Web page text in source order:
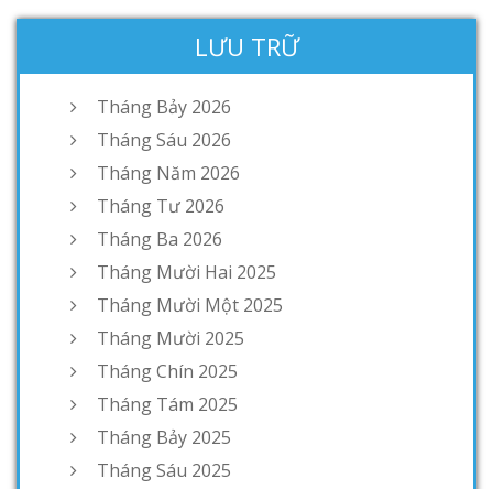
LƯU TRỮ
Tháng Bảy 2026
Tháng Sáu 2026
Tháng Năm 2026
Tháng Tư 2026
Tháng Ba 2026
Tháng Mười Hai 2025
Tháng Mười Một 2025
Tháng Mười 2025
Tháng Chín 2025
Tháng Tám 2025
Tháng Bảy 2025
Tháng Sáu 2025